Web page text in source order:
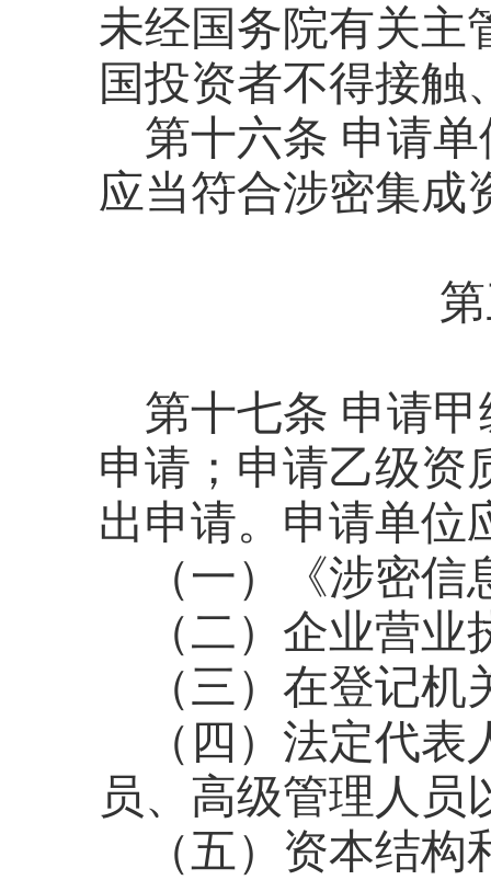
未经国务院有关主
国投资者不得接触
第十六条 申请
应当符合涉密集成
第十七条 申请
申请；申请乙级资
出申请。申请单位
（一）《涉密
（二）企业营
（三）在登记
（四）法定代
员、高级管理人
（五）资本结